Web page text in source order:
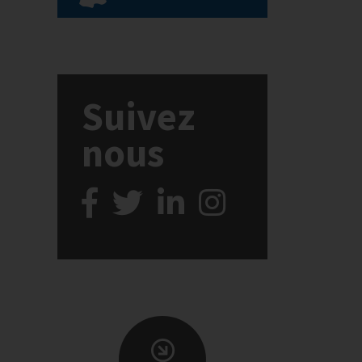
Suivez
nous